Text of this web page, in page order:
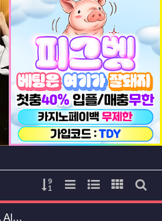
등록일
게시물 정렬
리스트 스타일
웹진 스타일
갤러리
게
Al…